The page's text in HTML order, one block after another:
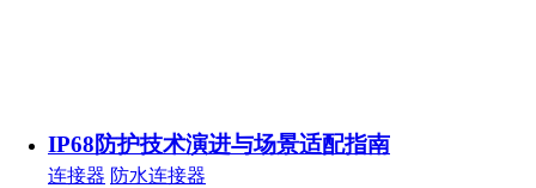
IP68防护技术演进与场景适配指南
连接器 防水连接器